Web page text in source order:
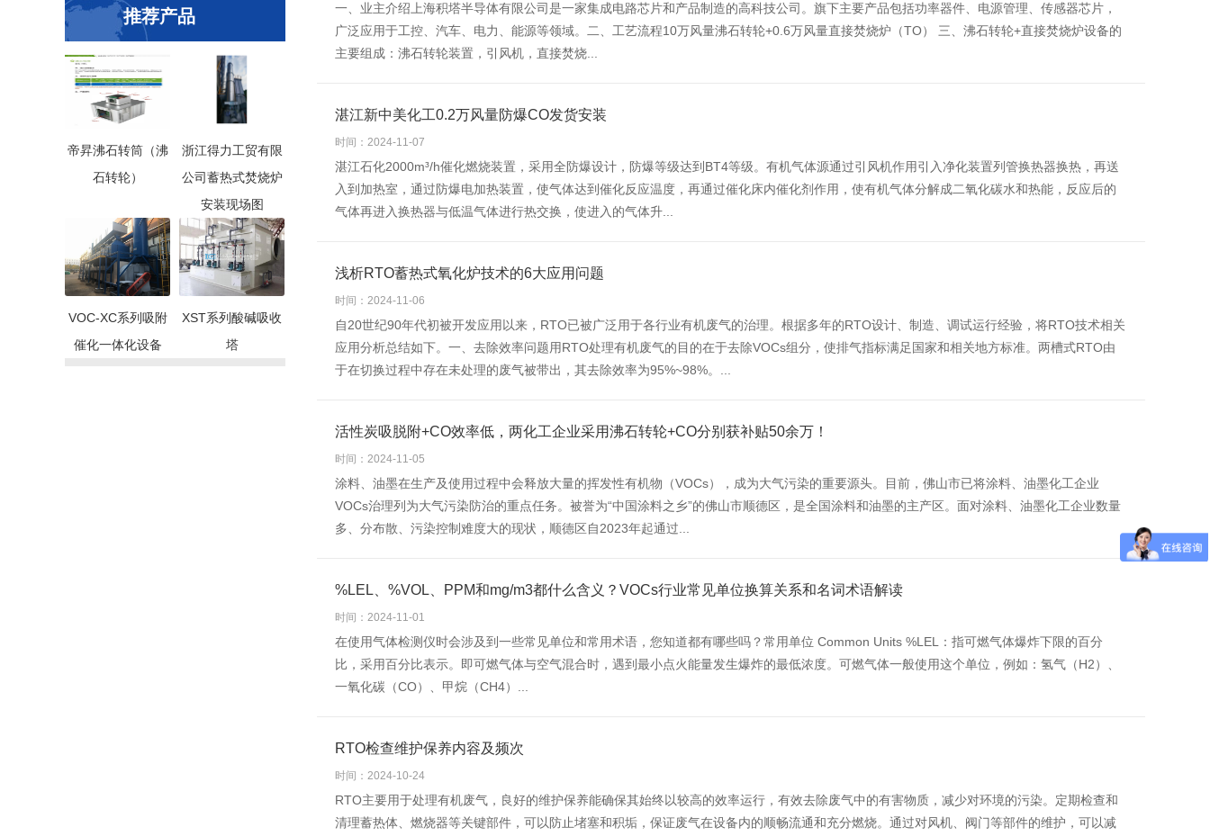
推荐产品
帝昇沸石转筒（沸
石转轮）
浙江得力工贸有限
公司蓄热式焚烧炉
安装现场图
VOC-XC系列吸附
催化一体化设备
XST系列酸碱吸收
塔
一、业主介绍上海积塔半导体有限公司是一家集成电路芯片和产品制造的高科技公司。旗下主要产品包括功率器件、电源管理、传感器芯片，
广泛应用于工控、汽车、电力、能源等领域。二、工艺流程10万风量沸石转轮+0.6万风量直接焚烧炉（TO） 三、沸石转轮+直接焚烧炉设备的
主要组成：沸石转轮装置，引风机，直接焚烧...
湛江新中美化工0.2万风量防爆CO发货安装
时间：2024-11-07
湛江石化2000m³/h催化燃烧装置，采用全防爆设计，防爆等级达到BT4等级。有机气体源通过引风机作用引入净化装置列管换热器换热，再送
入到加热室，通过防爆电加热装置，使气体达到催化反应温度，再通过催化床内催化剂作用，使有机气体分解成二氧化碳水和热能，反应后的
气体再进入换热器与低温气体进行热交换，使进入的气体升...
浅析RTO蓄热式氧化炉技术的6大应用问题
时间：2024-11-06
自20世纪90年代初被开发应用以来，RTO已被广泛用于各行业有机废气的治理。根据多年的RTO设计、制造、调试运行经验，将RTO技术相关
应用分析总结如下。一、去除效率问题用RTO处理有机废气的目的在于去除VOCs组分，使排气指标满足国家和相关地方标准。两槽式RTO由
于在切换过程中存在未处理的废气被带出，其去除效率为95%~98%。...
活性炭吸脱附+CO效率低，两化工企业采用沸石转轮+CO分别获补贴50余万！
时间：2024-11-05
涂料、油墨在生产及使用过程中会释放大量的挥发性有机物（VOCs），成为大气污染的重要源头。目前，佛山市已将涂料、油墨化工企业
VOCs治理列为大气污染防治的重点任务。被誉为“中国涂料之乡”的佛山市顺德区，是全国涂料和油墨的主产区。面对涂料、油墨化工企业数量
多、分布散、污染控制难度大的现状，顺德区自2023年起通过...
%LEL、%VOL、PPM和mg/m3都什么含义？VOCs行业常见单位换算关系和名词术语解读
时间：2024-11-01
在使用气体检测仪时会涉及到一些常见单位和常用术语，您知道都有哪些吗？常用单位 Common Units %LEL：指可燃气体爆炸下限的百分
比，采用百分比表示。即可燃气体与空气混合时，遇到最小点火能量发生爆炸的最低浓度。可燃气体一般使用这个单位，例如：氢气（H2）、
一氧化碳（CO）、甲烷（CH4）...
RTO检查维护保养内容及频次
时间：2024-10-24
RTO主要用于处理有机废气，良好的维护保养能确保其始终以较高的效率运行，有效去除废气中的有害物质，减少对环境的污染。定期检查和
清理蓄热体、燃烧器等关键部件，可以防止堵塞和积垢，保证废气在设备内的顺畅流通和充分燃烧。通过对风机、阀门等部件的维护，可以减